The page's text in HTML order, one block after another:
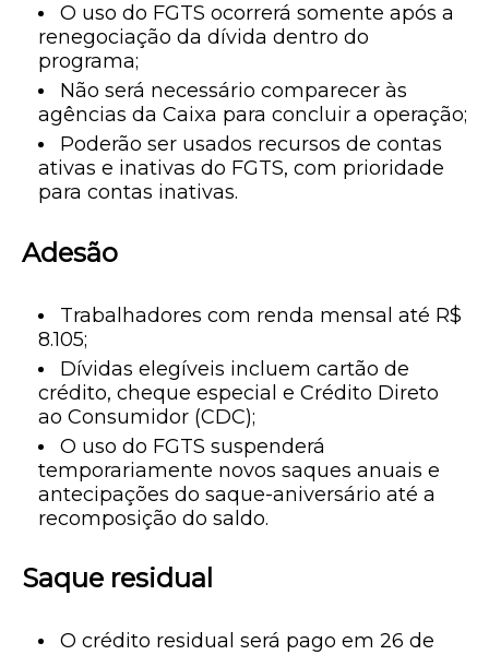
O uso do FGTS ocorrerá somente após a
renegociação da dívida dentro do
programa;
Não será necessário comparecer às
agências da Caixa para concluir a operação;
Poderão ser usados recursos de contas
ativas e inativas do FGTS, com prioridade
para contas inativas.
Adesão
Trabalhadores com renda mensal até R$
8.105;
Dívidas elegíveis incluem cartão de
crédito, cheque especial e Crédito Direto
ao Consumidor (CDC);
O uso do FGTS suspenderá
temporariamente novos saques anuais e
antecipações do saque-aniversário até a
recomposição do saldo.
Saque residual
O crédito residual será pago em 26 de